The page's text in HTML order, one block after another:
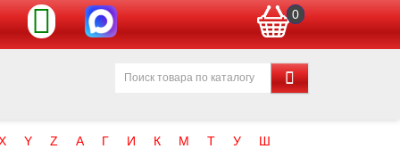
0
Y Z А Г И К М Т У Ш